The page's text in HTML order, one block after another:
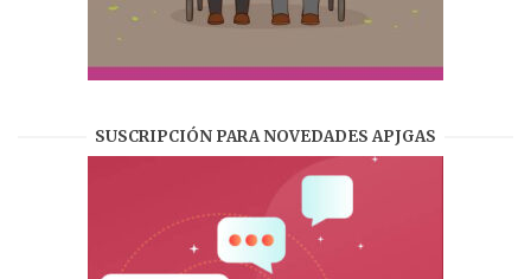
SUSCRIPCIÓN PARA NOVEDADES APJGAS